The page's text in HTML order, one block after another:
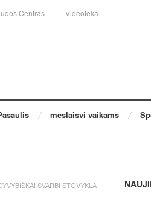
Centras Videoteka
meslaisvi vaikams
SVARBI STOVYKLA